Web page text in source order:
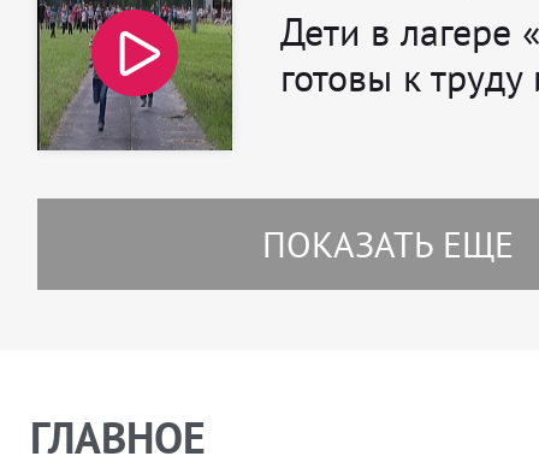
Дети в лагере
готовы к
ПОКАЗАТЬ ЕЩЕ
ГЛАВНОЕ